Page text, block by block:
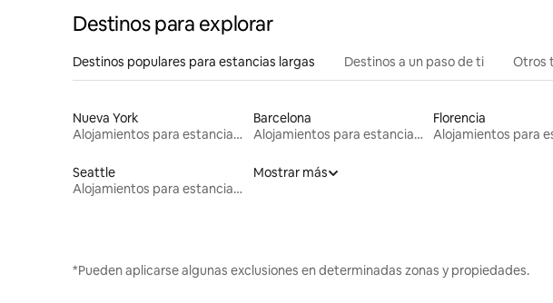
Destinos para explorar
Destinos populares para estancias largas Destinos a un paso de ti Otros
Nueva York
Alojamientos para estancias largas
Barcelona
Alojamientos para estancias largas
Florencia
Seattle
Alojamientos para estancias largas
Mostrar más
*Pueden aplicarse algunas exclusiones en determinadas zonas y propiedades.